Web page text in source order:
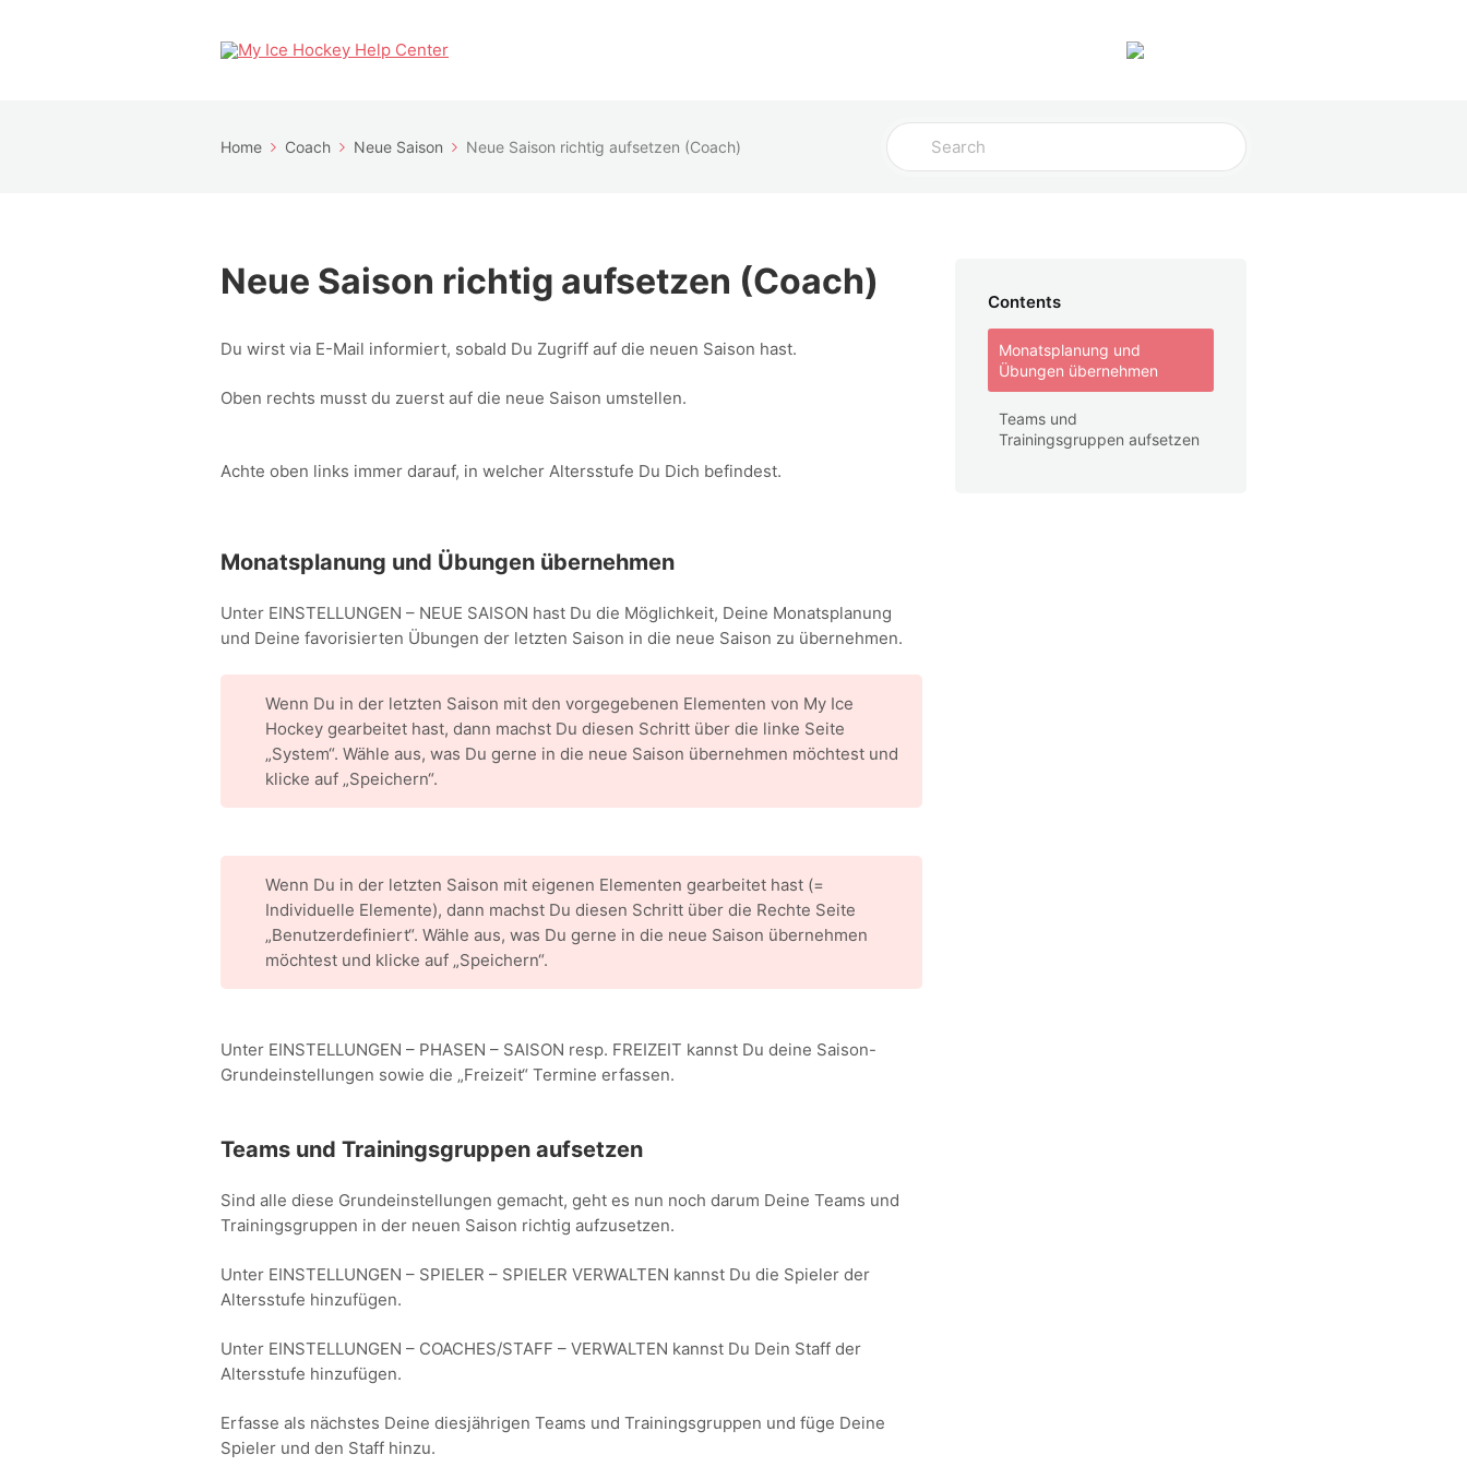
Home Coach Neue Saison Neue Saison richtig aufsetzen (Coach)
Search
For
Neue Saison richtig aufsetzen (Coach)
Du wirst via E-Mail informiert, sobald Du Zugriff auf die neuen Saison hast.
Oben rechts musst du zuerst auf die neue Saison umstellen.
Achte oben links immer darauf, in welcher Altersstufe Du Dich befindest.
Monatsplanung und Übungen übernehmen
Unter EINSTELLUNGEN – NEUE SAISON hast Du die Möglichkeit, Deine Monatsplanung
und Deine favorisierten Übungen der letzten Saison in die neue Saison zu übernehmen.
Wenn Du in der letzten Saison mit den vorgegebenen Elementen von My Ice
Hockey gearbeitet hast, dann machst Du diesen Schritt über die linke Seite
„System“. Wähle aus, was Du gerne in die neue Saison übernehmen möchtest und
klicke auf „Speichern“.
Wenn Du in der letzten Saison mit eigenen Elementen gearbeitet hast (=
Individuelle Elemente), dann machst Du diesen Schritt über die Rechte Seite
„Benutzerdefiniert“. Wähle aus, was Du gerne in die neue Saison übernehmen
möchtest und klicke auf „Speichern“.
Unter EINSTELLUNGEN – PHASEN – SAISON resp. FREIZEIT kannst Du deine Saison-
Grundeinstellungen sowie die „Freizeit“ Termine erfassen.
Teams und Trainingsgruppen aufsetzen
Sind alle diese Grundeinstellungen gemacht, geht es nun noch darum Deine Teams und
Trainingsgruppen in der neuen Saison richtig aufzusetzen.
Unter EINSTELLUNGEN – SPIELER – SPIELER VERWALTEN kannst Du die Spieler der
Altersstufe hinzufügen.
Unter EINSTELLUNGEN – COACHES/STAFF – VERWALTEN kannst Du Dein Staff der
Altersstufe hinzufügen.
Erfasse als nächstes Deine diesjährigen Teams und Trainingsgruppen und füge Deine
Spieler und den Staff hinzu.
Contents
Monatsplanung und
Übungen übernehmen
Teams und
Trainingsgruppen aufsetzen